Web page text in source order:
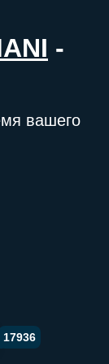
-
вашего
17936